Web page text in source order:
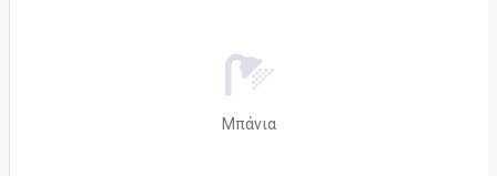
Μπάνια